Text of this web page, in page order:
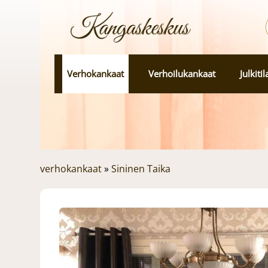
Verhokankaat Verhoilukankaat
verhokankaat»Sininen Taika